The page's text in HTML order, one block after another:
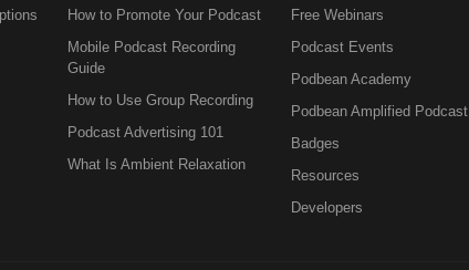
How to Promote Your Podcast
Mobile Podcast Recording
Guide
How to Use Group Recording
Podcast Advertising 101
What Is Ambient Relaxation
Free Webinars
Podcast Events
Podbean Academy
Podbean Amplified Podcast
Badges
Resources
Developers